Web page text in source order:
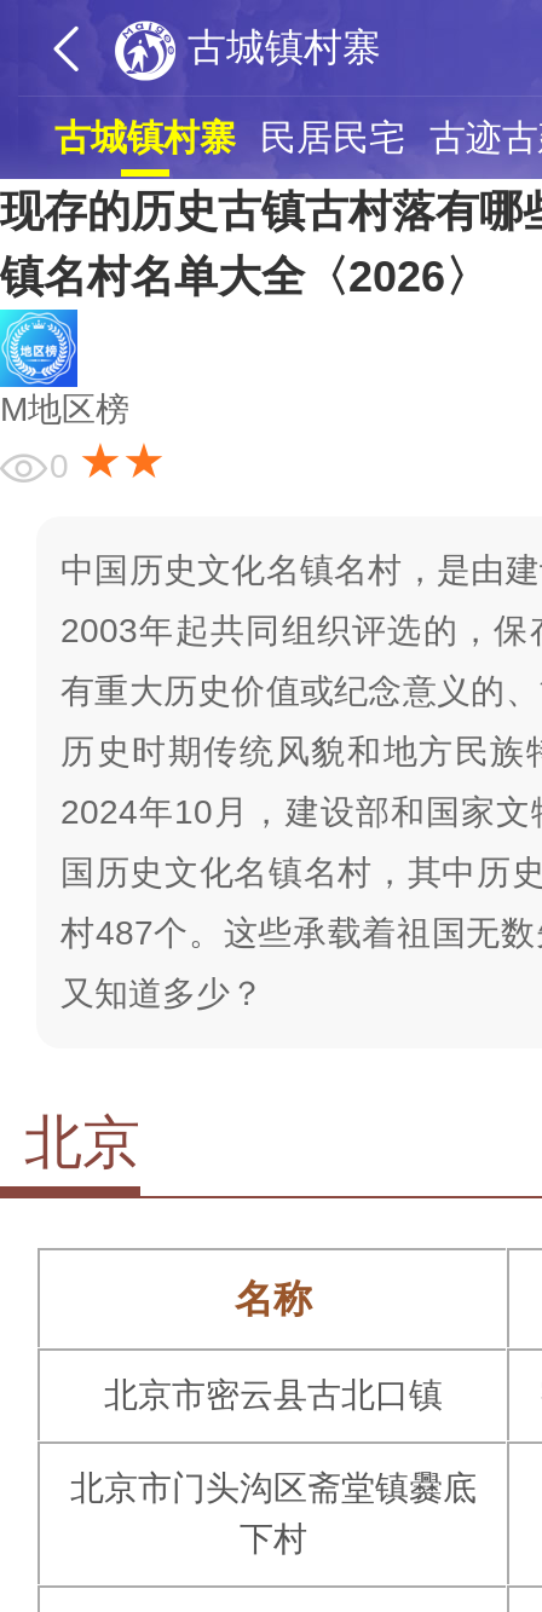
古城镇村寨
古城镇村寨 民居民宅 古迹
现存的历史古镇古村落有哪
镇名村名单大全〈2026〉
M地区榜
0 ★★
中国历史文化名镇名村，是由
2003年起共同组织评选的，
有重大历史价值或纪念意义的
历史时期传统风貌和地方民族
2024年10月，建设部和国家
国历史文化名镇名村，其中历
村487个。这些承载着祖国无
又知道多少？
北京
名称
北京市密云县古北口镇
北京市门头沟区斋堂镇爨底
下村